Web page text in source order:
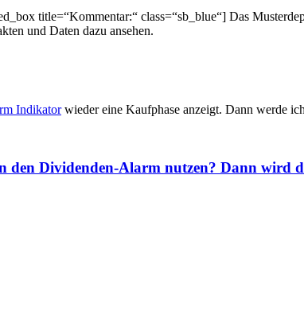
title=“Kommentar:“ class=“sb_blue“] Das
und Daten dazu ansehen.
Indikatorwieder eine Kaufphase anzeigt. Dann werde
den Dividenden-Alarm nutzen? Dann wird